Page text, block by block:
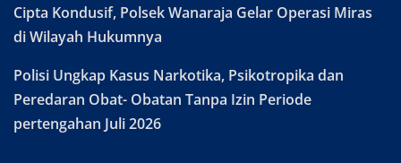
Cipta Kondusif, Polsek Wanaraja Gelar Operasi Miras
di Wilayah Hukumnya
Polisi Ungkap Kasus Narkotika, Psikotropika dan
Peredaran Obat- Obatan Tanpa Izin Periode
pertengahan Juli 2026